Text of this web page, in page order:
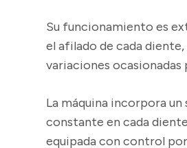
Su funcionamiento es
el afilado de cada
variaciones
La máquina incorpora
constante en cada
equipada con control